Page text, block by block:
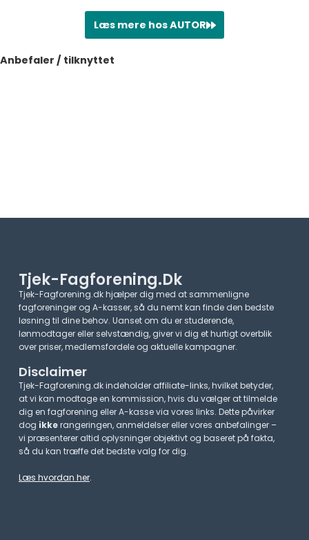
Læs mere hos AUTOR
Anbefaler / tilknyttet
Tjek-Fagforening.dk
Tjek-Fagforening.dk hjælper dig med at sammenligne
fagforeninger og A-kasser, så du nemt kan finde den bedste
løsning til dine behov. Uanset om du er studerende,
lønmodtager eller selvstændig, giver vi dig et hurtigt overblik
over priser, medlemsfordele og aktuelle kampagner.​
Disclaimer
Tjek-Fagforening.dk indeholder affiliate-links, hvilket betyder,
at vi kan modtage en kommission, hvis du vælger at tilmelde
dig en fagforening eller A-kasse via vores links. Dette påvirker
dog ikkerangeringen, anmeldelser eller vores anbefalinger –
vi præsenterer altid oplysninger objektivt og baseret på fakta,
så du kan træffe det bedste valg for dig.
Læs hvordan her.